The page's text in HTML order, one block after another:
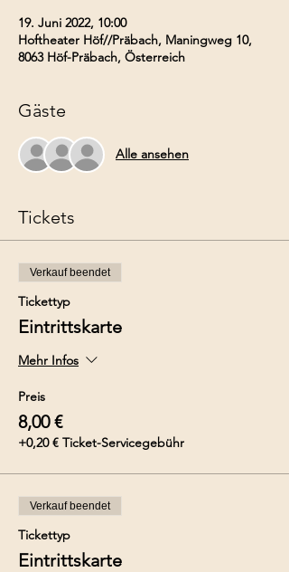
19. Juni 2022, 10:00
Hoftheater Höf//Präbach, Maningweg 10,
8063 Höf-Präbach, Österreich
Gäste
Alle ansehen
Tickets
Verkauf beendet
Tickettyp
Eintrittskarte
Mehr Infos
Preis
8,00 €
+0,20 € Ticket-Servicegebühr
Verkauf beendet
Tickettyp
Eintrittskarte